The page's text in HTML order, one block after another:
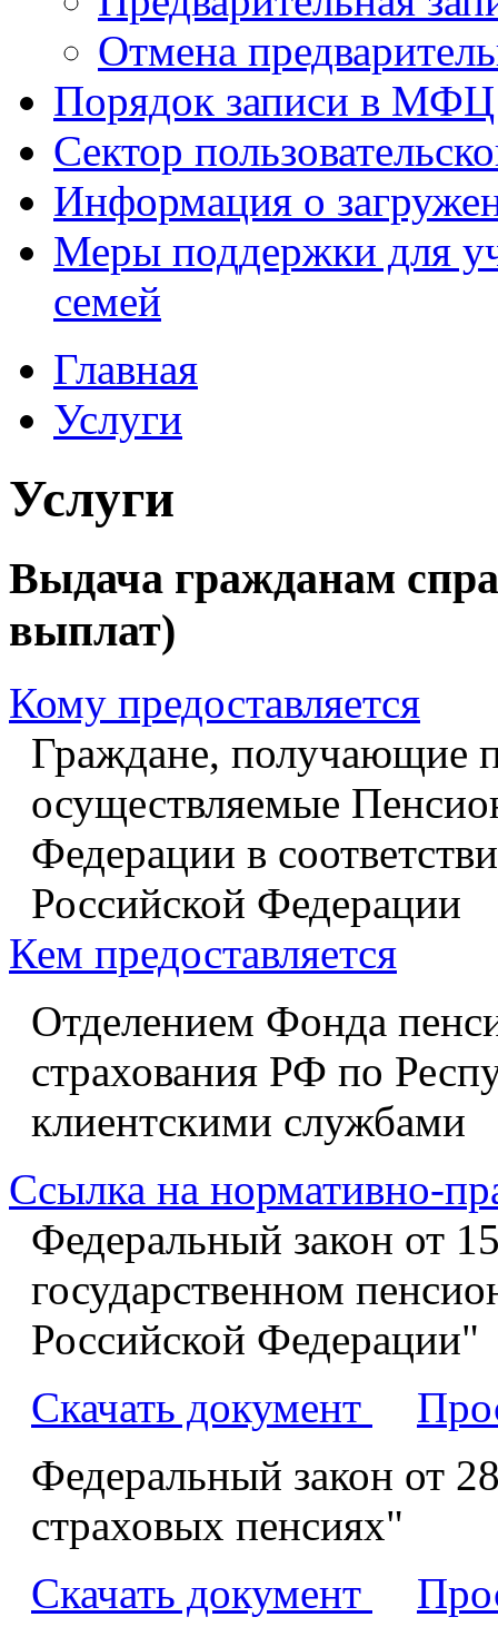
Отмена
Порядок записи в МФЦ
Сектор
Информация о
Меры поддержки для
семей
Главная
Услуги
Услуги
Выдача гражданам
выплат)
Кому предоставляется
Граждане, получающие
осуществляемые
Федерации в
Российской Федерации
Кем предоставляется
Отделением Фонда
страхования РФ по
клиентскими службами
Ссылка на нормативно-
Федеральный закон от
государственном
Российской Федерации"
Скачать документ
Федеральный закон от
страховых пенсиях"
Скачать документ